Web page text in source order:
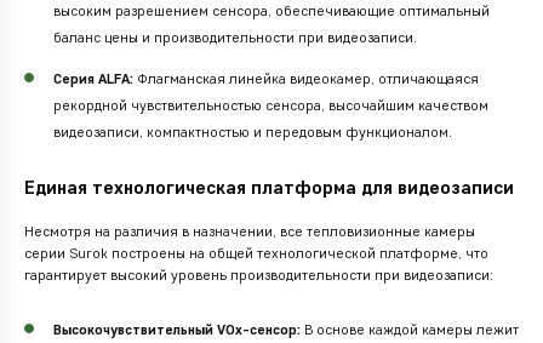
высоким разрешением сенсора, обеспечивающие оптимальный
баланс цены и производительности при видеозаписи.
Серия ALFA: Флагманская линейка видеокамер, отличающаяся
рекордной чувствительностью сенсора, высочайшим качеством
видеозаписи, компактностью и передовым функционалом.
Единая технологическая платформа для видеозаписи
Несмотря на различия в назначении, все тепловизионные камеры
серии Surok построены на общей технологической платформе, что
гарантирует высокий уровень производительности при видеозаписи:
Высокочувствительный VOx-сенсор: В основе каждой камеры лежит